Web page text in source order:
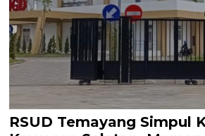
RSUD Temayang Simpul